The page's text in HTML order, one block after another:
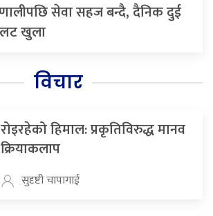
सेवा सहज बन्दै, दैनिक दुई
खुला
विचार
रोइरहेको हिमाल: प्रकृतिविरुद्ध मानव
क्रियाकलाप
सुदृष्टी चापागाई